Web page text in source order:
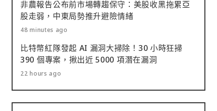
非農報告公布前市場轉趨保守：美股收黑拖累亞
股走弱，中東局勢推升避險情緒
48 minutes ago
比特幣紅隊發起 AI 漏洞大掃除！30 小時狂掃
390 個專案，揪出近 5000 項潛在漏洞
22 hours ago